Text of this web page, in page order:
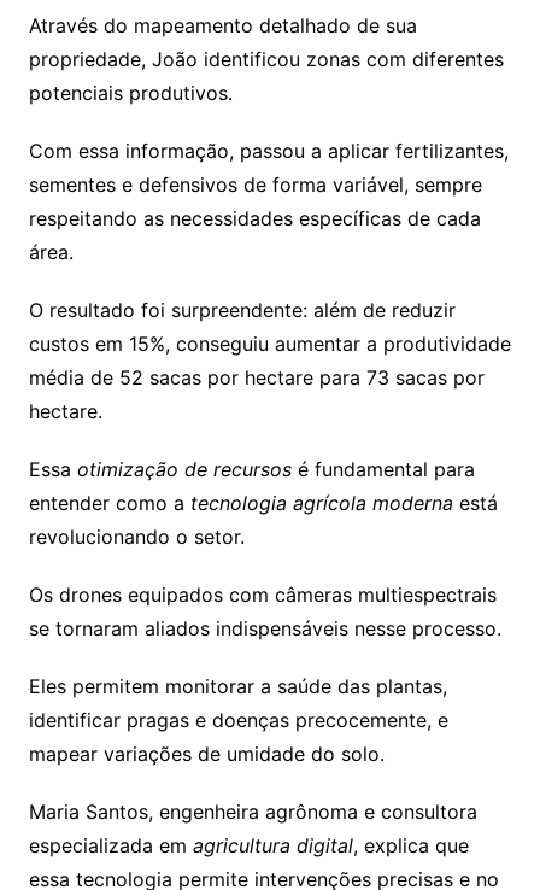
Através do mapeamento detalhado de sua
propriedade, João identificou zonas com diferentes
potenciais produtivos.
Com essa informação, passou a aplicar fertilizantes,
sementes e defensivos de forma variável, sempre
respeitando as necessidades específicas de cada
área.
O resultado foi surpreendente: além de reduzir
custos em 15%, conseguiu aumentar a produtividade
média de 52 sacas por hectare para 73 sacas por
hectare.
Essa otimização de recursosé fundamental para
entender como a tecnologia agrícola moderna está
revolucionando o setor.
Os drones equipados com câmeras multiespectrais
se tornaram aliados indispensáveis nesse processo.
Eles permitem monitorar a saúde das plantas,
identificar pragas e doenças precocemente, e
mapear variações de umidade do solo.
Maria Santos, engenheira agrônoma e consultora
especializada em agricultura digital, explica que
essa tecnologia permite intervenções precisas e no